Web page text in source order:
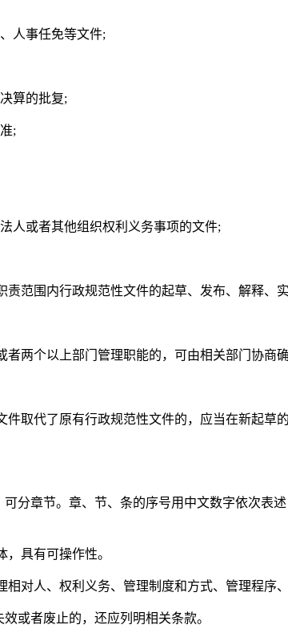
人事任免等文件;
算的批复;
;
人或者其他组织权利义务事项的文件;
范围内行政规范性文件的起草、发布、解释、实
两个以上部门管理职能的，可由相关部门协商
取代了原有行政规范性文件的，应当在新起草
分章节。章、节、条的序号用中文数字依次表
具有可操作性。
对人、权利义务、管理制度和方式、管理程序
或者废止的，还应列明相关条款。